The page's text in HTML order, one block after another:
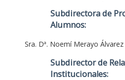
Subdirectora de
Alumnos:
Sra. Dª. Noemí Merayo Álvarez
Subdirector de
Institucionales: